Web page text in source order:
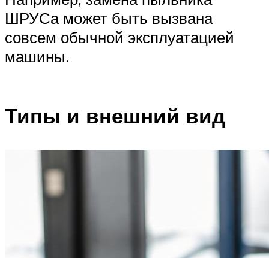
ШРУСа может быть вызвана
совсем обычной эксплуатацией
машины.
Типы и внешний вид